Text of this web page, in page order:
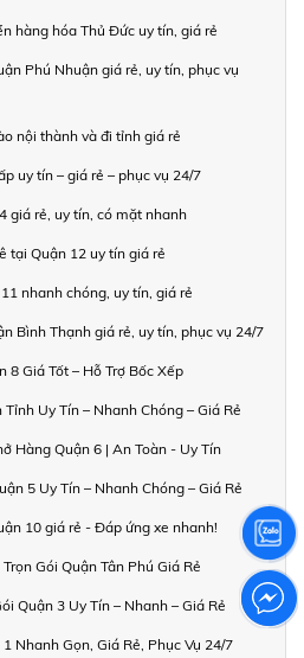
hàng hóa Thủ Đức uy tín, giá rẻ
Phú Nhuận giá rẻ, uy tín, phục vụ
nội thành và đi tỉnh giá rẻ
uy tín – giá rẻ – phục vụ 24/7
giá rẻ, uy tín, có mặt nhanh
tại Quận 12 uy tín giá rẻ
nhanh chóng, uy tín, giá rẻ
Bình Thạnh giá rẻ, uy tín, phục vụ 24/7
8 Giá Tốt – Hỗ Trợ Bốc Xếp
Uy Tín – Nhanh Chóng – Giá Rẻ
Hàng Quận 6 | An Toàn - Uy Tín
5 Uy Tín – Nhanh Chóng – Giá Rẻ
10 giá rẻ - Đáp ứng xe nhanh!
Gói Quận Tân Phú Giá Rẻ
Quận 3 Uy Tín – Nhanh – Giá Rẻ
Nhanh Gọn, Giá Rẻ, Phục Vụ 24/7